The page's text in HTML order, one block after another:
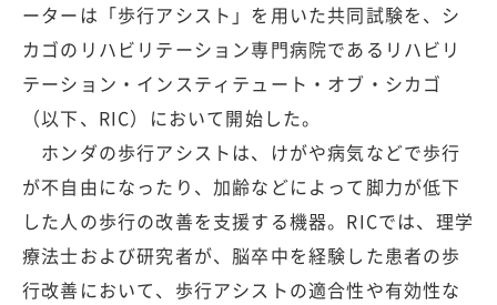
ーターは「歩行アシスト」を用いた共同試験を、シ
カゴのリハビリテーション専門病院であるリハビリ
テーション・インスティテュート・オブ・シカゴ
（以下、RIC）において開始した。
ホンダの歩行アシストは、けがや病気などで歩行
が不自由になったり、加齢などによって脚力が低下
した人の歩行の改善を支援する機器。RICでは、理学
療法士および研究者が、脳卒中を経験した患者の歩
行改善において、歩行アシストの適合性や有効性な